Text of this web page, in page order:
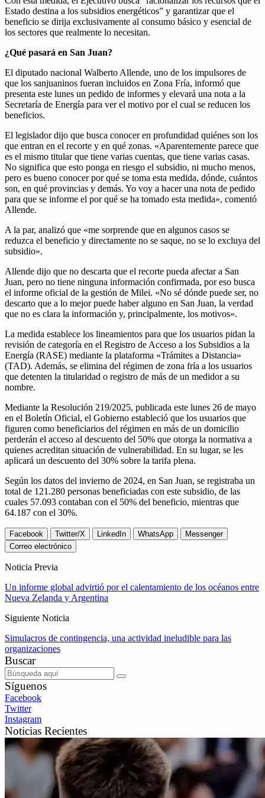
Estado destina a los subsidios energéticos” y garantizar que el
beneficio se dirija exclusivamente al consumo básico y esencial de
los sectores que realmente lo necesitan.
¿Qué pasará en San Juan?
El diputado nacional Walberto Allende, uno de los impulsores de
que los sanjuaninos fueran incluidos en Zona Fría, informó que
presenta este lunes un pedido de informes y elevará una nota a la
Secretaría de Energía para ver el motivo por el cual se reducen los
beneficios.
El legislador dijo que busca conocer en profundidad quiénes son los
que entran en el recorte y en qué zonas. «Aparentemente parece que
es el mismo titular que tiene varias cuentas, que tiene varias casas.
No significa que esto ponga en riesgo el subsidio, ni mucho menos,
pero es bueno conocer por qué se toma esta medida, dónde, cuántos
son, en qué provincias y demás. Yo voy a hacer una nota de pedido
para que se informe el por qué se ha tomado esta medida», comentó
Allende.
A la par, analizó que «me sorprende que en algunos casos se
reduzca el beneficio y directamente no se saque, no se lo excluya del
subsidio».
Allende dijo que no descarta que el recorte pueda afectar a San
Juan, pero no tiene ninguna información confirmada, por eso busca
el informe oficial de la gestión de Milei. «No sé dónde puede ser, no
descarto que a lo mejor puede haber alguno en San Juan, la verdad
que no es clara la información y, principalmente, los motivos».
La medida establece los lineamientos para que los usuarios pidan la
revisión de categoría en el Registro de Acceso a los Subsidios a la
Energía (RASE) mediante la plataforma «Trámites a Distancia»
(TAD). Además, se elimina del régimen de zona fría a los usuarios
que detenten la titularidad o registro de más de un medidor a su
nombre.
Mediante la Resolución 219/2025, publicada este lunes 26 de mayo
en el Boletín Oficial, el Gobierno estableció que los usuarios que
figuren como beneficiarios del régimen en más de un domicilio
perderán el acceso al descuento del 50% que otorga la normativa a
quienes acreditan situación de vulnerabilidad. En su lugar, se les
aplicará un descuento del 30% sobre la tarifa plena.
Según los datos del invierno de 2024, en San Juan, se registraba un
total de 121.280 personas beneficiadas con este subsidio, de las
cuales 57.093 contaban con el 50% del beneficio, mientras que
64.187 con el 30%.
Facebook Twitter/X LinkedIn WhatsApp
Messenger
Correo electrónico
Noticia Previa
Un informe global advirtió por el calentamiento de los océanos entre
Nueva Zelanda y Argentina
Siguiente Noticia
Simulacros de contingencia, una actividad ineludible para las
organizaciones
Buscar
Síguenos
Facebook
Twitter
Instagram
Noticias Recientes